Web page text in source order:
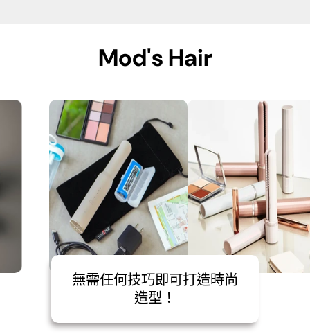
Mod's Hair
無需任何技巧即可打造時尚
造型！